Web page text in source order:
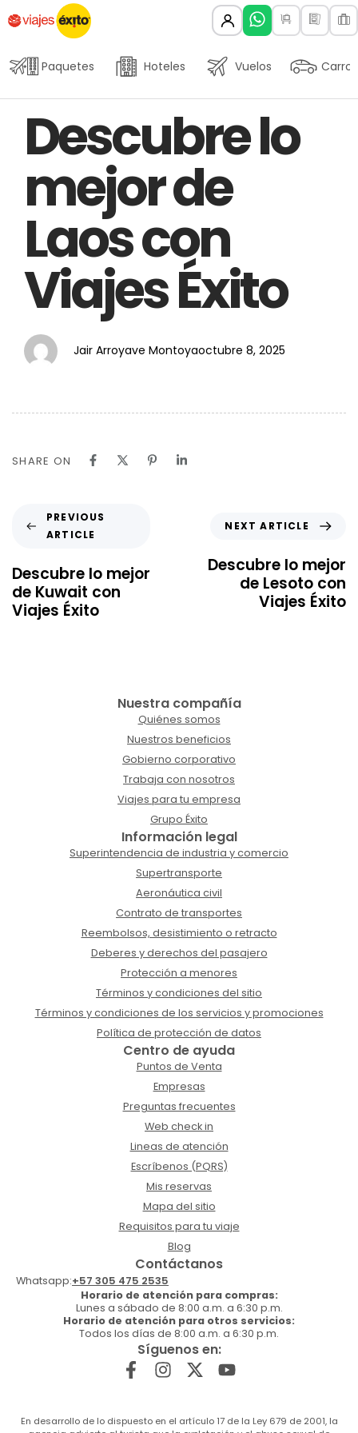
Paquetes Hoteles Vuelos Carros
IN:
Descubre lo
mejor de
Laos con
Viajes Éxito
Jair Arroyave Montoya
on:
octubre 8, 2025
SHARE ON
PREVIOUS
ARTICLE
Descubre lo mejor
de Kuwait con
Viajes Éxito
NEXT ARTICLE
Descubre lo mejor
de Lesoto con
Viajes Éxito
Nuestra compañía
Quiénes somos
Nuestros beneficios
Gobierno corporativo
Trabaja con nosotros
Viajes para tu empresa
Grupo Éxito
Información legal
Superintendencia de industria y comercio
Supertransporte
Aeronáutica civil
Contrato de transportes
Reembolsos, desistimiento o retracto
Deberes y derechos del pasajero
Protección a menores
Términos y condiciones del sitio
Términos y condiciones de los servicios y promociones
Política de protección de datos
Centro de ayuda
Puntos de Venta
Empresas
Preguntas frecuentes
Web check in
Lineas de atención
Escríbenos (PQRS)
Mis reservas
Mapa del sitio
Requisitos para tu viaje
Blog
Contáctanos
Whatsapp:+57 305 475 2535
Horario de atención para compras:
Lunes a sábado de 8:00 a.m. a 6:30 p.m.
Horario de atención para otros servicios:
Todos los días de 8:00 a.m. a 6:30 p.m.
Síguenos en:
En desarrollo de lo dispuesto en el artículo 17 de la Ley 679 de 2001, la